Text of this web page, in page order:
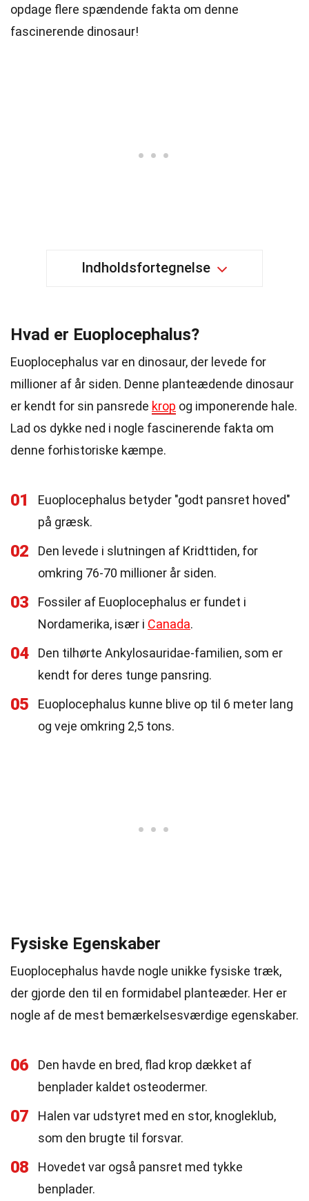
opdage flere spændende fakta om denne
fascinerende dinosaur!
Indholdsfortegnelse
Hvad er Euoplocephalus?
Euoplocephalus var en dinosaur, der levede for
millioner af år siden. Denne planteædende dinosaur
er kendt for sin pansrede krop og imponerende hale.
Lad os dykke ned i nogle fascinerende fakta om
denne forhistoriske kæmpe.
01
Euoplocephalus betyder "godt pansret hoved"
på græsk.
02
Den levede i slutningen af Kridttiden, for
omkring 76-70 millioner år siden.
03
Fossiler af Euoplocephalus er fundet i
Nordamerika, især i Canada.
04
Den tilhørte Ankylosauridae-familien, som er
kendt for deres tunge pansring.
05
Euoplocephalus kunne blive op til 6 meter lang
og veje omkring 2,5 tons.
Fysiske Egenskaber
Euoplocephalus havde nogle unikke fysiske træk,
der gjorde den til en formidabel planteæder. Her er
nogle af de mest bemærkelsesværdige egenskaber.
06
Den havde en bred, flad krop dækket af
benplader kaldet osteodermer.
07
Halen var udstyret med en stor, knogleklub,
som den brugte til forsvar.
08
Hovedet var også pansret med tykke
benplader.